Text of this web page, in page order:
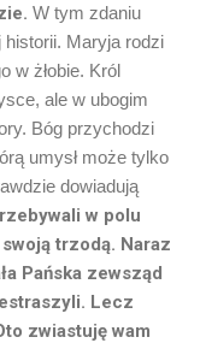
W tym zdaniu
Maryja rodzi
w żłobie. Król
ale w ubogim
Bóg przychodzi
umysł może tylko
dowiadują
w polu
trzodą. Naraz
Pańska zewsząd
Lecz
zwiastuję wam